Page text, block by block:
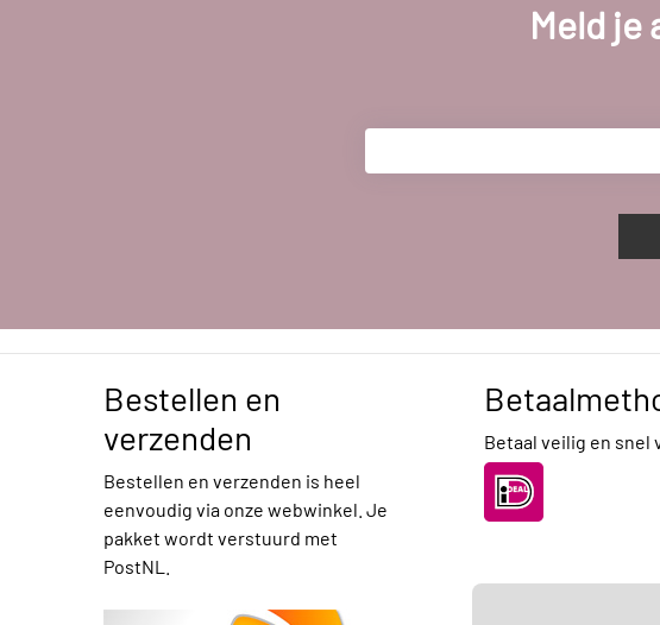
Meld je
Bestellen en
verzenden
Bestellen en verzenden is heel
eenvoudig via onze webwinkel. Je
pakket wordt verstuurd met
PostNL.
Betaal veilig en snel